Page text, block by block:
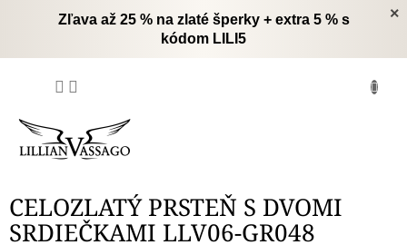
×
Zľava až 25 % na zlaté šperky + extra 5 % s
kódom LILI5
CELOZLATÝ PRSTEŇ S DVOMI
SRDIEČKAMI LLV06-GR048